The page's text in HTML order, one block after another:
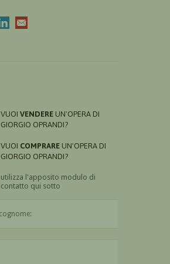
VUOI VENDERE UN'OPERA DI
GIORGIO OPRANDI?
VUOI COMPRARE UN'OPERA DI
GIORGIO OPRANDI?
utilizza l'apposito modulo di
contatto qui sotto